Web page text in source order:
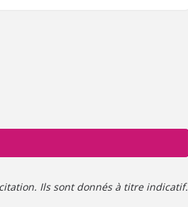
Ils sont donnés à titre indicatif.